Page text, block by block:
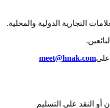
التجارية الدولية والمحلية.
علىmeet@hnak.com
أو النقد على التسليم